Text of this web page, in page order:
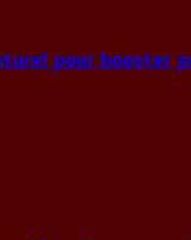
pour booster